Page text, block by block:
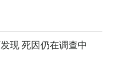
现 死因仍在调查中